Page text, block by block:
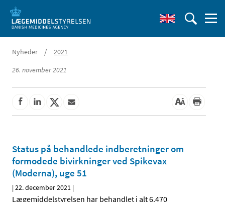
Nyheder /
2021
26. november 2021
Status på behandlede indberetninger om
formodede bivirkninger ved Spikevax
(Moderna), uge 51
|22. december 2021 |
Lægemiddelstyrelsen har behandlet i alt 6.470